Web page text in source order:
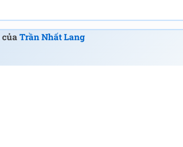
củaTrần Nhất Lang